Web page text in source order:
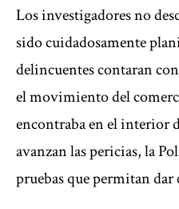
Los investigadores no
sido cuidadosamente
delincuentes contaran
el movimiento del
encontraba en el interior
avanzan las pericias, la
pruebas que permitan dar